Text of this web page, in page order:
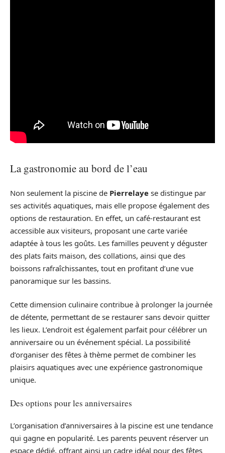
La gastronomie au bord de l’eau
Non seulement la piscine de Pierrelaye se distingue par
ses activités aquatiques, mais elle propose également des
options de restauration. En effet, un café-restaurant est
accessible aux visiteurs, proposant une carte variée
adaptée à tous les goûts. Les familles peuvent y déguster
des plats faits maison, des collations, ainsi que des
boissons rafraîchissantes, tout en profitant d’une vue
panoramique sur les bassins.
Cette dimension culinaire contribue à prolonger la journée
de détente, permettant de se restaurer sans devoir quitter
les lieux. L’endroit est également parfait pour célébrer un
anniversaire ou un événement spécial. La possibilité
d’organiser des fêtes à thème permet de combiner les
plaisirs aquatiques avec une expérience gastronomique
unique.
Des options pour les anniversaires
L’organisation d’anniversaires à la piscine est une tendance
qui gagne en popularité. Les parents peuvent réserver un
espace dédié, offrant ainsi un cadre idéal pour des fêtes